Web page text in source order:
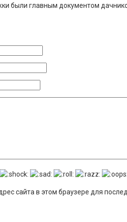
были главным документом
сайта в этом браузере для